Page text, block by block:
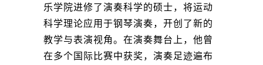
乐学院进修了演奏科学的硕士，将运动
科学理论应用于钢琴演奏，开创了新的
教学与表演视角。在演奏舞台上，他曾
在多个国际比赛中获奖，演奏足迹遍布